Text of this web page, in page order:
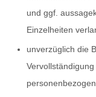
und ggf.
Einzelheiten
unverzüglich die